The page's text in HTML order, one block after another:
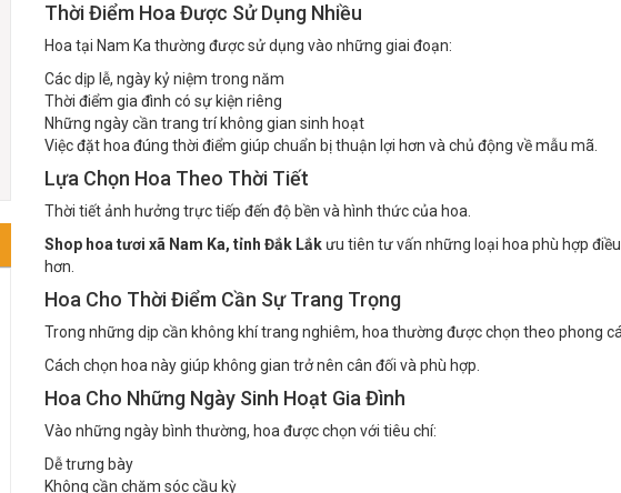
Thời Điểm Hoa Được Sử Dụng Nhiều
Hoa tại Nam Ka thường được sử dụng vào những giai đoạn:
Các dịp lễ, ngày kỷ niệm trong năm
Thời điểm gia đình có sự kiện riêng
Những ngày cần trang trí không gian sinh hoạt
Việc đặt hoa đúng thời điểm giúp chuẩn bị thuận lợi hơn và chủ động về mẫu mã.
Lựa Chọn Hoa Theo Thời Tiết
Thời tiết ảnh hưởng trực tiếp đến độ bền và hình thức của hoa.
Shop hoa tươi xã Nam Ka, tỉnh Đắk Lắk ưu tiên tư vấn những loại hoa phù hợp
hơn.
Hoa Cho Thời Điểm Cần Sự Trang Trọng
Trong những dịp cần không khí trang nghiêm, hoa thường được chọn theo phong
Cách chọn hoa này giúp không gian trở nên cân đối và phù hợp.
Hoa Cho Những Ngày Sinh Hoạt Gia Đình
Vào những ngày bình thường, hoa được chọn với tiêu chí:
Dễ trưng bày
Không cần chăm sóc cầu kỳ